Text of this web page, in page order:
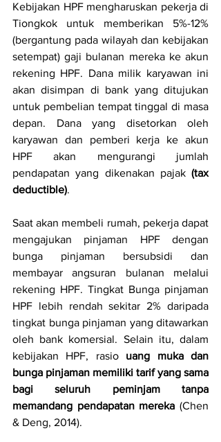
Kebijakan HPF mengharuskan pekerja di
Tiongkok untuk memberikan 5%-12%
(bergantung pada wilayah dan kebijakan
setempat) gaji bulanan mereka ke akun
rekening HPF. Dana milik karyawan ini
akan disimpan di bank yang ditujukan
untuk pembelian tempat tinggal di masa
depan. Dana yang disetorkan oleh
karyawan dan pemberi kerja ke akun
HPF akan mengurangi jumlah
pendapatan yang dikenakan pajak (tax
deductible).
Saat akan membeli rumah, pekerja dapat
mengajukan pinjaman HPF dengan
bunga pinjaman bersubsidi dan
membayar angsuran bulanan melalui
rekening HPF. Tingkat Bunga pinjaman
HPF lebih rendah sekitar 2% daripada
tingkat bunga pinjaman yang ditawarkan
oleh bank komersial. Selain itu, dalam
kebijakan HPF, rasio uang muka dan
bunga pinjaman memiliki tarif yang sama
bagi seluruh peminjam tanpa
memandang pendapatan mereka (Chen
& Deng, 2014).